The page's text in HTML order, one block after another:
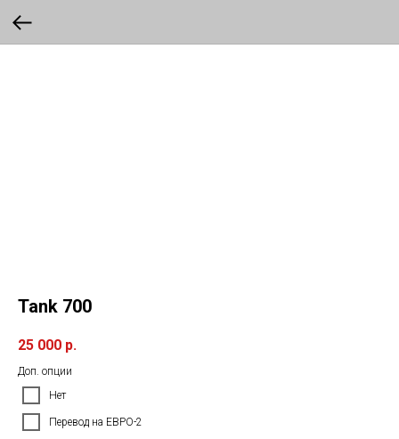
Tank 700
25 000 р.
Доп. опции
Нет
Перевод на ЕВРО-2